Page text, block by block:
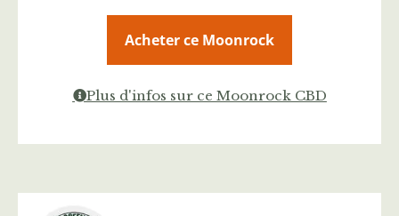
Acheter ce Moonrock
Plus d'infos sur ce Moonrock CBD